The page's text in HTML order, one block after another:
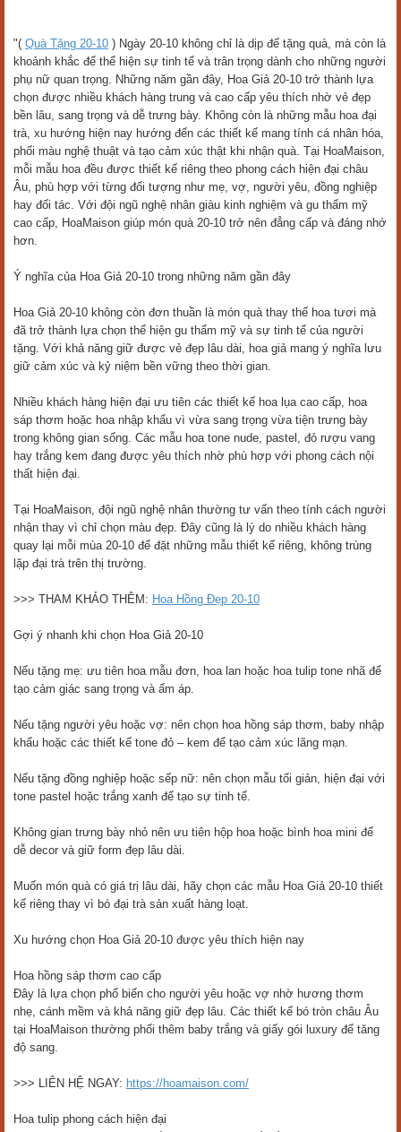
"( Quà Tặng 20-10 ) Ngày 20-10 không chỉ là dịp để tặng quà, mà còn là
khoảnh khắc để thể hiện sự tinh tế và trân trọng dành cho những người
phụ nữ quan trọng. Những năm gần đây, Hoa Giả 20-10 trở thành lựa
chọn được nhiều khách hàng trung và cao cấp yêu thích nhờ vẻ đẹp
bền lâu, sang trọng và dễ trưng bày. Không còn là những mẫu hoa đại
trà, xu hướng hiện nay hướng đến các thiết kế mang tính cá nhân hóa,
phối màu nghệ thuật và tạo cảm xúc thật khi nhận quà. Tại HoaMaison,
mỗi mẫu hoa đều được thiết kế riêng theo phong cách hiện đại châu
Âu, phù hợp với từng đối tượng như mẹ, vợ, người yêu, đồng nghiệp
hay đối tác. Với đội ngũ nghệ nhân giàu kinh nghiệm và gu thẩm mỹ
cao cấp, HoaMaison giúp món quà 20-10 trở nên đẳng cấp và đáng nhớ
hơn.
Ý nghĩa của Hoa Giả 20-10 trong những năm gần đây
Hoa Giả 20-10 không còn đơn thuần là món quà thay thế hoa tươi mà
đã trở thành lựa chọn thể hiện gu thẩm mỹ và sự tinh tế của người
tặng. Với khả năng giữ được vẻ đẹp lâu dài, hoa giả mang ý nghĩa lưu
giữ cảm xúc và kỷ niệm bền vững theo thời gian.
Nhiều khách hàng hiện đại ưu tiên các thiết kế hoa lụa cao cấp, hoa
sáp thơm hoặc hoa nhập khẩu vì vừa sang trọng vừa tiện trưng bày
trong không gian sống. Các mẫu hoa tone nude, pastel, đỏ rượu vang
hay trắng kem đang được yêu thích nhờ phù hợp với phong cách nội
thất hiện đại.
Tại HoaMaison, đội ngũ nghệ nhân thường tư vấn theo tính cách người
nhận thay vì chỉ chọn màu đẹp. Đây cũng là lý do nhiều khách hàng
quay lại mỗi mùa 20-10 để đặt những mẫu thiết kế riêng, không trùng
lặp đại trà trên thị trường.
>>> THAM KHẢO THÊM: Hoa Hồng Đẹp 20-10
Gợi ý nhanh khi chọn Hoa Giả 20-10
Nếu tặng mẹ: ưu tiên hoa mẫu đơn, hoa lan hoặc hoa tulip tone nhã để
tạo cảm giác sang trọng và ấm áp.
Nếu tặng người yêu hoặc vợ: nên chọn hoa hồng sáp thơm, baby nhập
khẩu hoặc các thiết kế tone đỏ – kem để tạo cảm xúc lãng mạn.
Nếu tặng đồng nghiệp hoặc sếp nữ: nên chọn mẫu tối giản, hiện đại với
tone pastel hoặc trắng xanh để tạo sự tinh tế.
Không gian trưng bày nhỏ nên ưu tiên hộp hoa hoặc bình hoa mini để
dễ decor và giữ form đẹp lâu dài.
Muốn món quà có giá trị lâu dài, hãy chọn các mẫu Hoa Giả 20-10 thiết
kế riêng thay vì bó đại trà sản xuất hàng loạt.
Xu hướng chọn Hoa Giả 20-10 được yêu thích hiện nay
Hoa hồng sáp thơm cao cấp
Đây là lựa chọn phổ biến cho người yêu hoặc vợ nhờ hương thơm
nhẹ, cánh mềm và khả năng giữ đẹp lâu. Các thiết kế bó tròn châu Âu
tại HoaMaison thường phối thêm baby trắng và giấy gói luxury để tăng
độ sang.
>>> LIÊN HỆ NGAY: https://hoamaison.com/
Hoa tulip phong cách hiện đại